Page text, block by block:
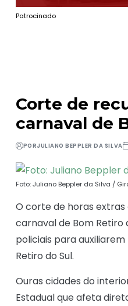
Patrocinado
Corte de
carnaval de
PORJULIANO BEPPLER DA SILVA
Foto: Juliano Beppler da Silva /
O corte de horas extras
carnaval de Bom Retiro
policiais para
Retiro do Sul.
Ouras cidades do
Estadual que afeta